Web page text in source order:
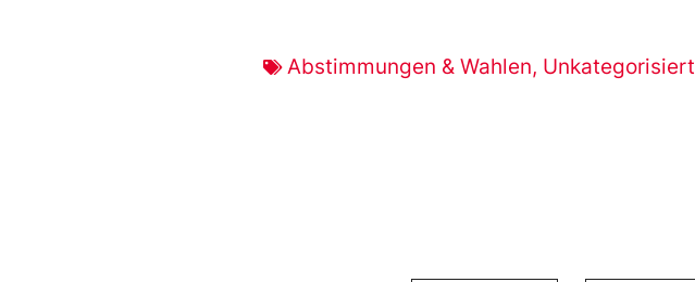
Abstimmungen & Wahlen, Unkategorisiert